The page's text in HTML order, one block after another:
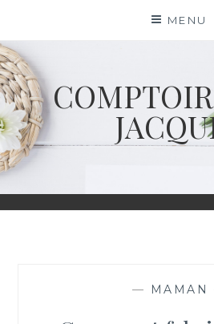
content
MENU
— MAMAN